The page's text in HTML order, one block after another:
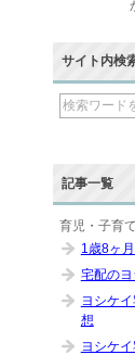
サイト内検
記事一覧
育児・子育
1歳8ヶ
宅配の
ヨシケ
想
ヨシケ